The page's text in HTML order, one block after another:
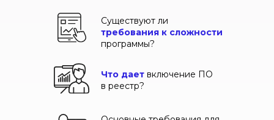
Существуют ли
требования к сложности
программы?
Что дает включение ПО
в реестр?